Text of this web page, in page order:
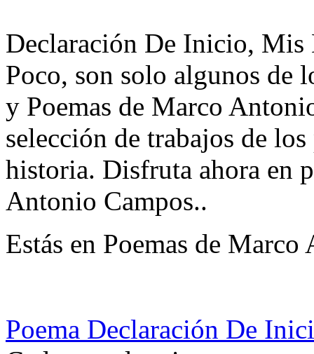
Declaración De Inicio, Mis
Poco, son solo algunos de
y Poemas de Marco
selección de trabajos de
historia. Disfruta ahora en
Antonio Campos..
Estás en Poemas de
Poema Declaración De